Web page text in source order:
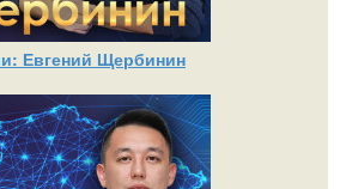
Евгений Щербинин